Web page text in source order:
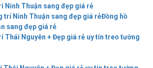
Ninh Thuận sang đẹp giá rẻ
Đồng hồ
sang đẹp giá rẻ
Thái Nguyên + Đẹp giá rẻ uy tín treo tường